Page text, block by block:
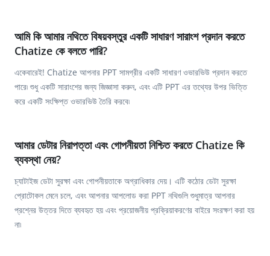
আমি কি আমার নথিতে বিষয়বস্তুর একটি সাধারণ সারাংশ প্রদান করতে
Chatize কে বলতে পারি?
একেবারেই! Chatize আপনার PPT সামগ্রীর একটি সাধারণ ওভারভিউ প্রদান করতে
পারে৷ শুধু একটি সারাংশের জন্য জিজ্ঞাসা করুন, এবং এটি PPT এর তথ্যের উপর ভিত্তি
করে একটি সংক্ষিপ্ত ওভারভিউ তৈরি করবে৷
আমার ডেটার নিরাপত্তা এবং গোপনীয়তা নিশ্চিত করতে Chatize কি
ব্যবস্থা নেয়?
চ্যাটাইজ ডেটা সুরক্ষা এবং গোপনীয়তাকে অগ্রাধিকার দেয়। এটি কঠোর ডেটা সুরক্ষা
প্রোটোকল মেনে চলে, এবং আপনার আপলোড করা PPT নথিগুলি শুধুমাত্র আপনার
প্রশ্নের উত্তর দিতে ব্যবহৃত হয় এবং প্রয়োজনীয় প্রক্রিয়াকরণের বাইরে সংরক্ষণ করা হয়
না৷